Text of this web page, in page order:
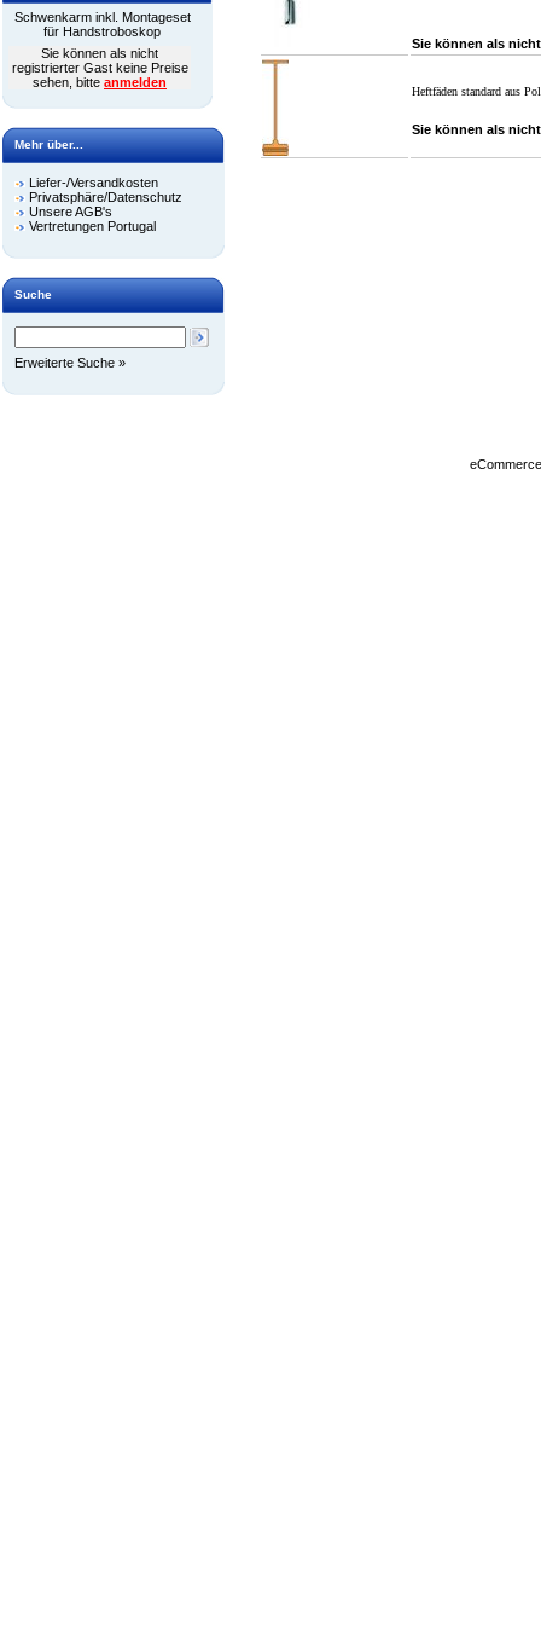
Schwenkarm inkl. Montageset
für Handstroboskop
Sie können als nicht
registrierter Gast keine Preise
sehen, bitte anmelden
Mehr über...
Liefer-/Versandkosten
Privatsphäre/Datenschutz
Unsere AGB's
Vertretungen Portugal
Suche
Erweiterte Suche »
Sie können als
Heftfäden standard aus
Sie können als